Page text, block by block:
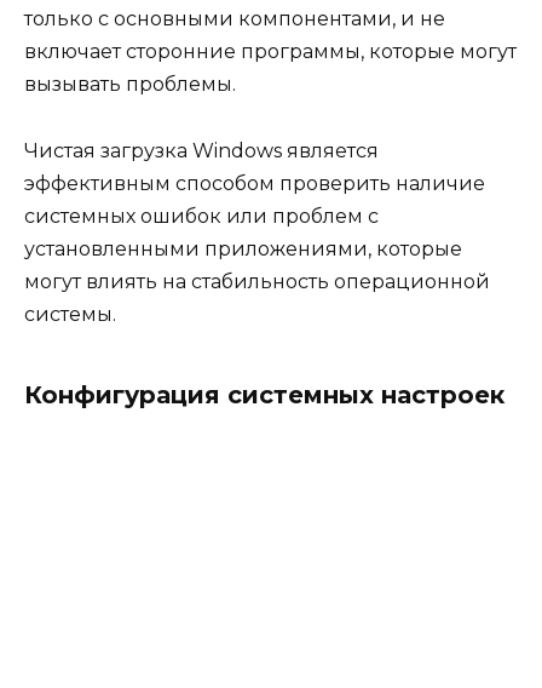
только с основными компонентами, и не
включает сторонние программы, которые могут
вызывать проблемы.
Чистая загрузка Windows является
эффективным способом проверить наличие
системных ошибок или проблем с
установленными приложениями, которые
могут влиять на стабильность операционной
системы.
Конфигурация системных настроек